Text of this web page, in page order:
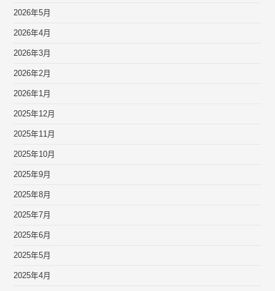
2026年5月
2026年4月
2026年3月
2026年2月
2026年1月
2025年12月
2025年11月
2025年10月
2025年9月
2025年8月
2025年7月
2025年6月
2025年5月
2025年4月